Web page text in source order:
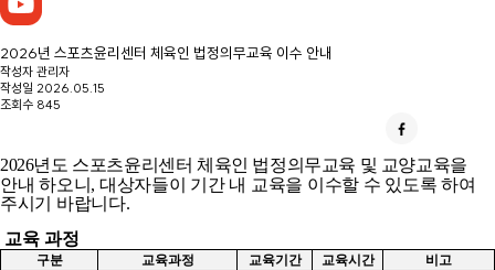
2026년 스포츠윤리센터 체육인 법정의무교육 이수 안내
작성자 관리자
작성일 2026.05.15
조회수 845
2026년도 스포츠윤리센터 체육인 법정의무교육 및 교양교육을
안내 하오니 , 대상자들이 기간 내 교육을 이수할 수 있도록 하여
주시기 바랍니다.
교육 과정
구분 교육과정 교육기간 교육시간 비고